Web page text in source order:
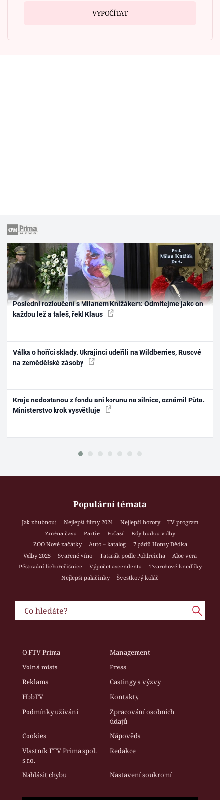
VYPOČÍTAT
Poslední rozloučení s Milanem Knížákem: Odmítejme jako on
každou lež a faleš, řekl Klaus
Válka o hořící sklady. Ukrajinci udeřili na Wildberries, Rusové
na zemědělské zásoby
Kraje nedostanou z fondu ani korunu na silnice, oznámil Půta.
Ministerstvo krok vysvětluje
Populární témata
Jak zhubnout Nejlepší filmy 2024 Nejlepší horory
TV program
Změna času
Partie Počasí
Kdy budou volby
ZOO Nové začátky
Auto – katalog
7 pádů Honzy Dědka
Volby 2025
Svařené víno Tatarák podle Pohlreicha
Aloe vera
Pěstování lichořeřišnice
Výpočet ascendentu
Tvarohové knedlíky
Nejlepší palačinky
Švestkový koláč
O FTV Prima
Management
Volná místa
Press
Reklama
Castingy a výzvy
HbbTV
Kontakty
Podmínky užívání
Zpracování osobních
údajů
Cookies
Nápověda
Vlastník FTV Prima spol.
s r.o.
Redakce
Nahlásit chybu Nastavení soukromí